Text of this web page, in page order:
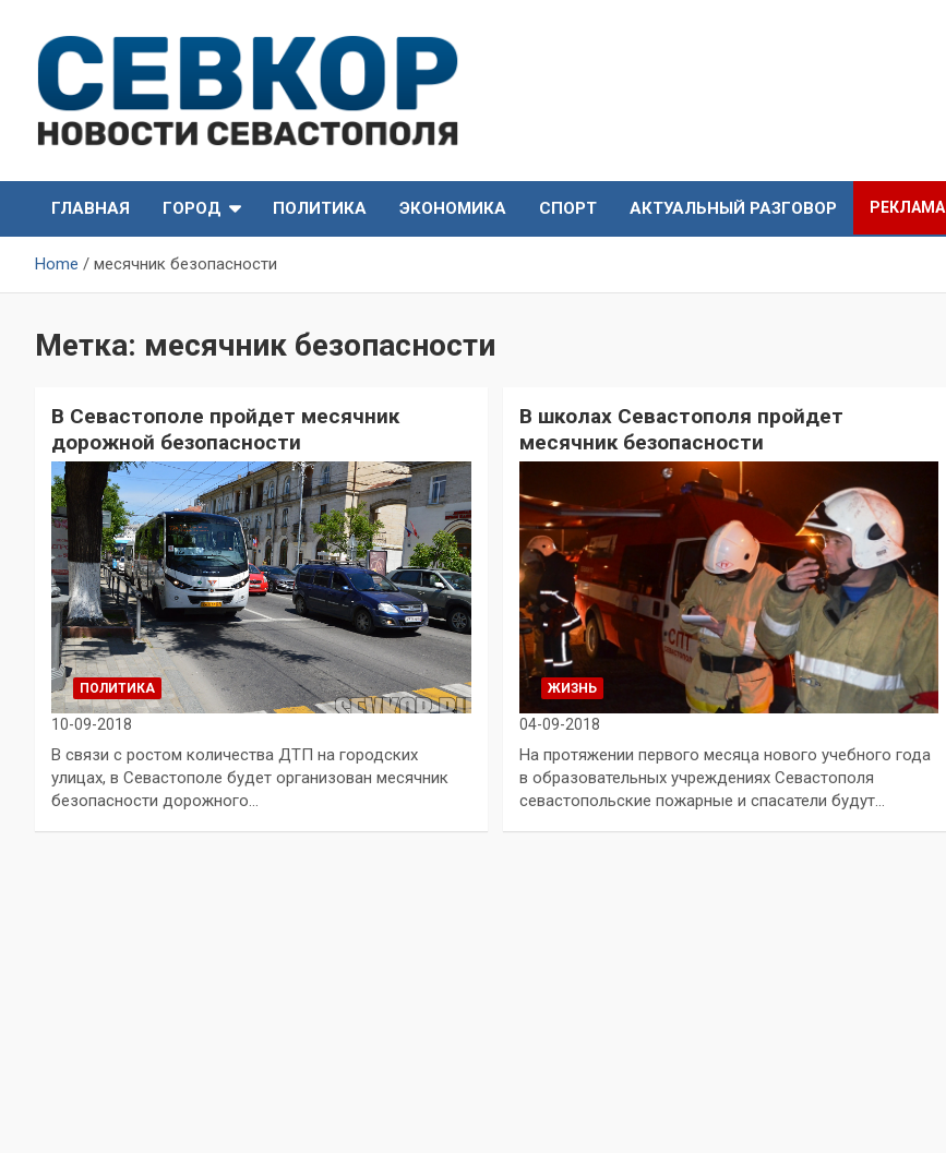
content
СевКор — Новости
Севастополя
Севастополя
ГЛАВНАЯ
ГОРОД ПОЛИТИКА ЭКОНОМИКА СПОРТ АКТУАЛЬНЫЙ РАЗГОВОР РЕКЛАМА
Home месячник безопасности
Метка: месячник безопасности
В Севастополе пройдет месячник
дорожной безопасности
ПОЛИТИКА
10-09-2018
В связи с ростом количества ДТП на городских
улицах, в Севастополе будет организован месячник
безопасности дорожного…
В школах Севастополя пройдет
месячник безопасности
ЖИЗНЬ
04-09-2018
На протяжении первого месяца нового учебного года
в образовательных учреждениях Севастополя
севастопольские пожарные и спасатели будут…